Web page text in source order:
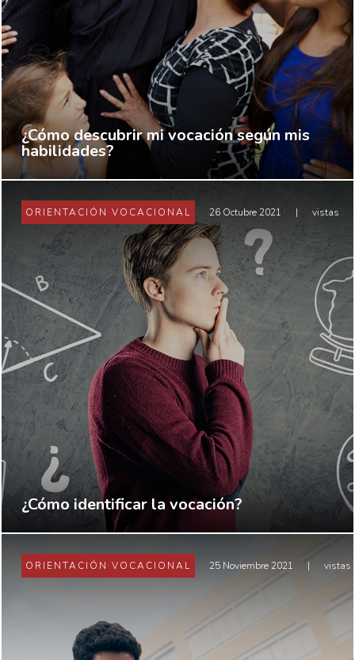
¿Cómo descubrir mi vocación según mis
habilidades?
ORIENTACIÓN VOCACIONAL 26 Octubre 2021 | vistas
¿Cómo identificar la vocación?
ORIENTACIÓN VOCACIONAL 25 Noviembre 2021 | vistas